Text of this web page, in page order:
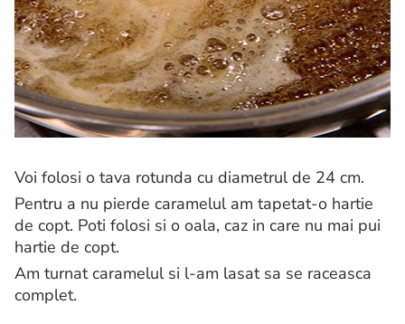
Voi folosi o tava rotunda cu diametrul de 24 cm.
Pentru a nu pierde caramelul am tapetat-o hartie
de copt. Poti folosi si o oala, caz in care nu mai pui
hartie de copt.
Am turnat caramelul si l-am lasat sa se raceasca
complet.